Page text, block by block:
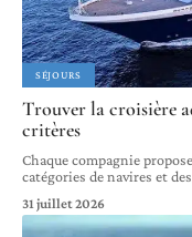
SÉJOURS
Trouver la croisière
critères
Chaque compagnie
catégories de navires et des
31 juillet 2026